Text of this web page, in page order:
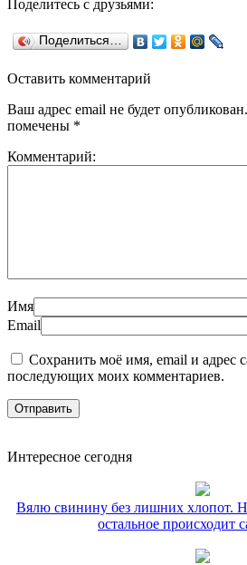
Поделитесь с друзьями:
Поделиться…
Оставить комментарий
Ваш адрес email не будет опубликован.
помечены *
Комментарий:
Имя
Email
Сохранить моё имя, email и адрес
последующих моих комментариев.
Интересное сегодня
Вялю свинину без лишних хлопот.
остальное происходит